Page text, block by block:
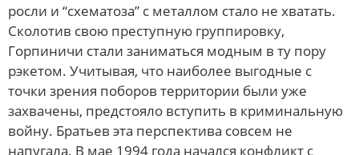
росли и “схематоза” с металлом стало не хватать.
Сколотив свою преступную группировку,
Горпиничи стали заниматься модным в ту пору
рэкетом. Учитывая, что наиболее выгодные с
точки зрения поборов территории были уже
захвачены, предстояло вступить в криминальную
войну. Братьев эта перспектива совсем не
напугала. В мае 1994 года начался конфликт с